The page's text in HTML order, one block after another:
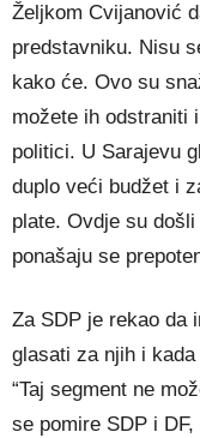
Željkom Cvijanović
predstavniku. Nisu
kako će. Ovo su
možete ih odstraniti
politici. U Sarajevu
duplo veći budžet i
plate. Ovdje su
ponašaju se
Za SDP je rekao da
glasati za njih i
“Taj segment ne
se pomire SDP i